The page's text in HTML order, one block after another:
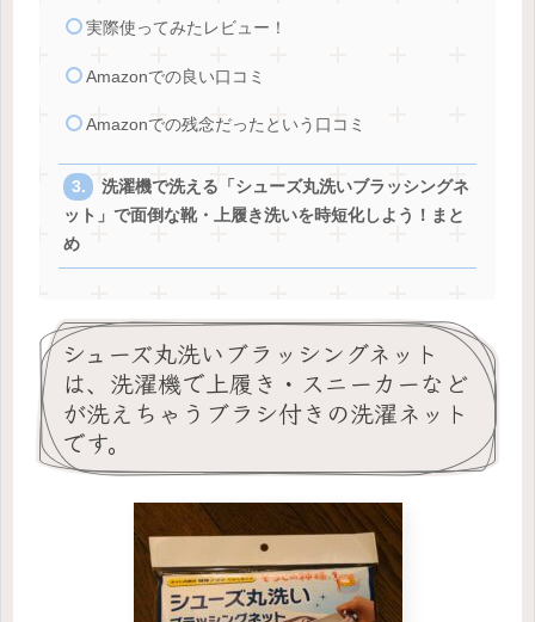
実際使ってみたレビュー！
Amazonでの良い口コミ
Amazonでの残念だったという口コミ
洗濯機で洗える「シューズ丸洗いブラッシングネ
ット」で面倒な靴・上履き洗いを時短化しよう！まと
め
シューズ丸洗いブラッシングネット
は、洗濯機で上履き・スニーカーなど
が洗えちゃうブラシ付きの洗濯ネット
です。